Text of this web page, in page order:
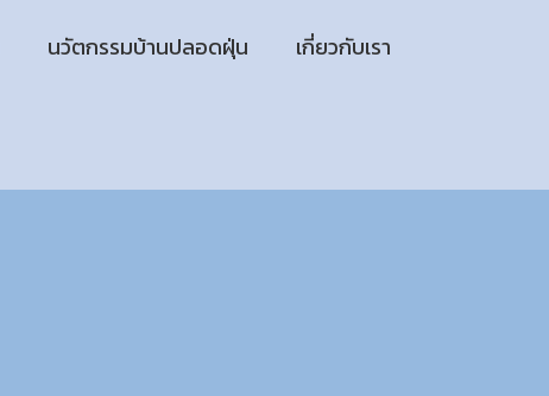
นวัตกรรมบ้านปลอดฝุ่น เกี่ยวกับเรา